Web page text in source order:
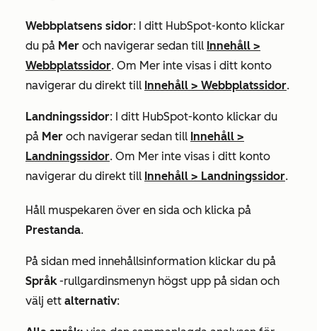
Webbplatsens sidor: I ditt HubSpot-konto klickar
du på Mer och navigerar sedan till Innehåll >
Webbplatssidor. Om Mer inte visas i ditt konto
navigerar du direkt till Innehåll > Webbplatssidor.
Landningssidor: I ditt HubSpot-konto klickar du
på Mer och navigerar sedan till Innehåll >
Landningssidor. Om Mer inte visas i ditt konto
navigerar du direkt till Innehåll > Landningssidor.
Håll muspekaren över en sida och klicka på
Prestanda.
På sidan med innehållsinformation klickar du på
Språk-rullgardinsmenyn högst upp på sidan och
välj ett alternativ: